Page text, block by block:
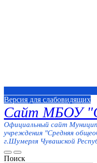
Версия для слабовидящих
Сайт МБОУ
Официальный сайт
учреждения "Средняя
г.Шумерля Чувашской
Поиск